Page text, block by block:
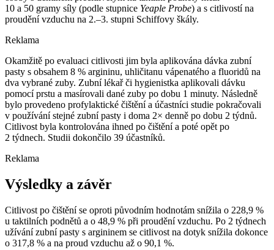
10 a 50 gramy síly (podle stupnice Yeaple Probe) a s citlivostí na
proudění vzduchu na 2.–3. stupni Schiffovy škály.
Reklama
Okamžitě po evaluaci citlivosti jim byla aplikována dávka zubní
pasty s obsahem 8 % argininu, uhličitanu vápenatého a fluoridů na
dva vybrané zuby. Zubní lékař či hygienistka aplikovali dávku
pomocí prstu a masírovali dané zuby po dobu 1 minuty. Následně
bylo provedeno profylaktické čištění a účastníci studie pokračovali
v používání stejné zubní pasty i doma 2× denně po dobu 2 týdnů.
Citlivost byla kontrolována ihned po čištění a poté opět po
2 týdnech. Studii dokončilo 39 účastníků.
Reklama
Výsledky a závěr
Citlivost po čištění se oproti původním hodnotám snížila o 228,9 %
u taktilních podnětů a o 48,9 % při proudění vzduchu. Po 2 týdnech
užívání zubní pasty s argininem se citlivost na dotyk snížila dokonce
o 317,8 % a na proud vzduchu až o 90,1 %.